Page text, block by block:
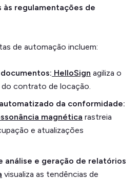
regulamentações de
de automação incluem:
HelloSign agiliza o
contrato de locação.
da conformidade:
magnética rastreia
e atualizações
análise e geração de relatórios
visualiza as tendências de